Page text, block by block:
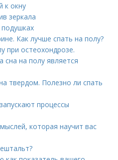
к окну
зеркала
подушках
Как лучше спать на полу?
при остеохондрозе.
сна на полу является
твердом. Полезно ли спать
процессы
которая научит вас